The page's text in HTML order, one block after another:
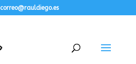
correo@rauldiego.es